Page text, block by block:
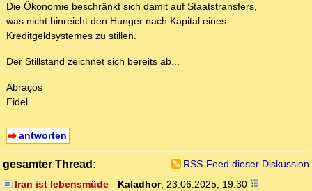
Die Ökonomie beschränkt sich damit auf Staatstransfers,
was nicht hinreicht den Hunger nach Kapital eines
Kreditgeldsystemes zu stillen.
Der Stillstand zeichnet sich bereits ab...
Abraços
Fidel
antworten
gesamter Thread:
RSS-Feed dieser Diskussion
Iran ist lebensmüde- Kaladhor, 23.06.2025, 19:30